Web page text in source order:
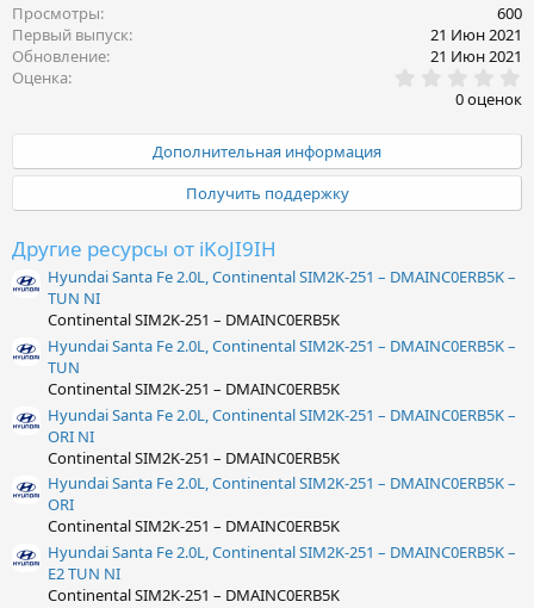
Просмотры
600
Первый выпуск
21 Июн 2021
Обновление
21 Июн 2021
Оценка
.
0
0
в
ё
0 оценок
Дополнительная информация
Получить поддержку
Другие ресурсы от iKoJI9IH
Hyundai Santa Fe 2.0L, Continental SIM2K-251 – DMAINC0ERB5K –
TUN NI
Continental SIM2K-251 – DMAINC0ERB5K
Hyundai Santa Fe 2.0L, Continental SIM2K-251 – DMAINC0ERB5K –
TUN
Continental SIM2K-251 – DMAINC0ERB5K
Hyundai Santa Fe 2.0L, Continental SIM2K-251 – DMAINC0ERB5K –
ORI NI
Continental SIM2K-251 – DMAINC0ERB5K
Hyundai Santa Fe 2.0L, Continental SIM2K-251 – DMAINC0ERB5K –
ORI
Continental SIM2K-251 – DMAINC0ERB5K
Hyundai Santa Fe 2.0L, Continental SIM2K-251 – DMAINC0ERB5K –
E2 TUN NI
Continental SIM2K-251 – DMAINC0ERB5K